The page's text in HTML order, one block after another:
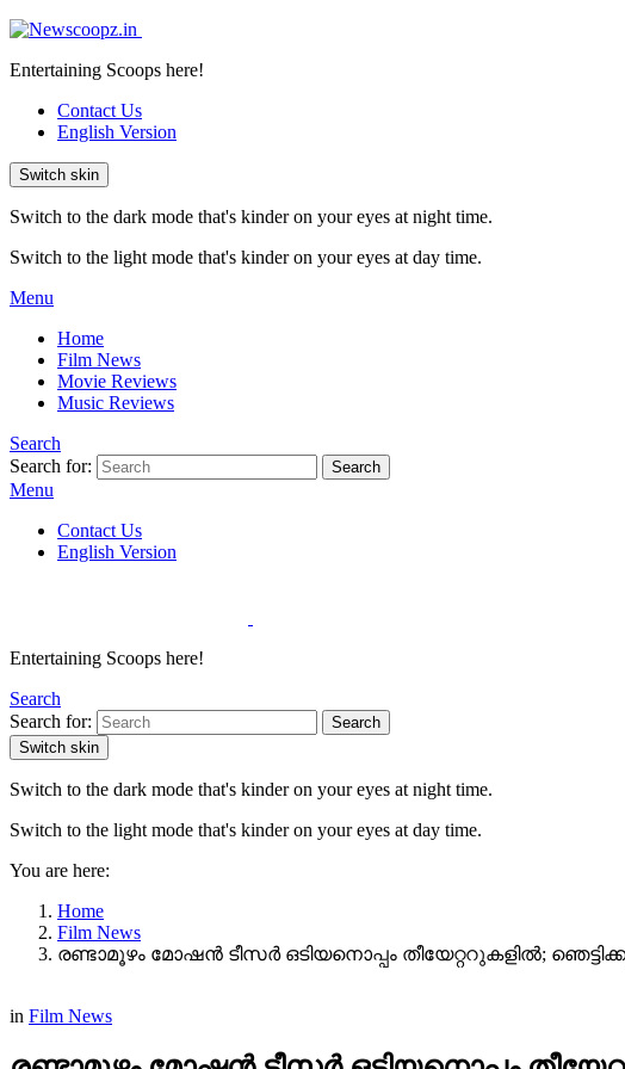
Entertaining Scoops here!
Contact Us
English Version
Switch skin
Switch to the dark mode that's kinder on your eyes at night time.
Switch to the light mode that's kinder on your eyes at day time.
Menu
Home
Film News
Movie Reviews
Music Reviews
Search
Search for:
Search
Menu
Contact Us
English Version
Entertaining Scoops here!
Search
Search for:
Search
Switch skin
Switch to the dark mode that's kinder on your eyes at night time.
Switch to the light mode that's kinder on your eyes at day time.
You are here:
Home
Film News
രണ്ടാമൂഴം മോഷൻ ടീസർ ഒടിയനൊപ്പം തീയേറ്ററുകളിൽ;
in Film News